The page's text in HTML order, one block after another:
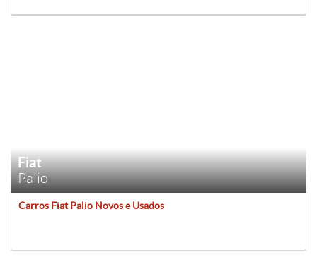
Fiat
Palio
Carros Fiat Palio Novos e Usados